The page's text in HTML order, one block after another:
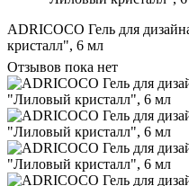
ADRICOCO Гель для
кристалл", 6 мл
Отзывов пока нет